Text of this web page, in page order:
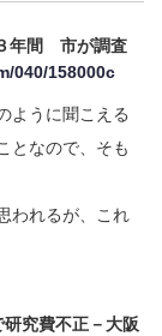
年間 市が調査
040/158000c
ように聞こえる
となので、そも
われるが、これ
研究費不正－大阪